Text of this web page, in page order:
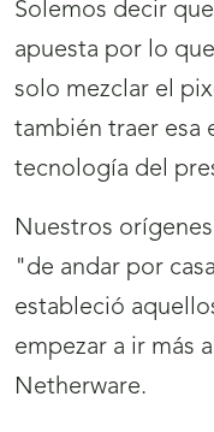
Solemos decir
apuesta por lo
solo mezclar el
también traer esa
tecnología del
Nuestros
"de andar por
estableció
empezar a ir más
Netherware.